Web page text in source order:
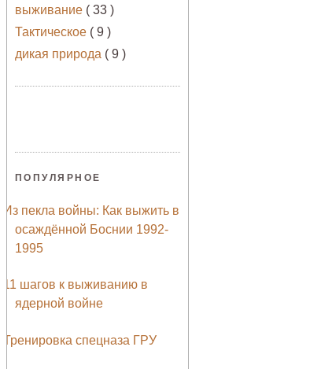
выживание ( 33 )
Тактическое ( 9 )
дикая природа ( 9 )
ПОПУЛЯРНОЕ
Из пекла войны: Как выжить в
осаждённой Боснии 1992-
1995
11 шагов к выживанию в
ядерной войне
Тренировка спецназа ГРУ